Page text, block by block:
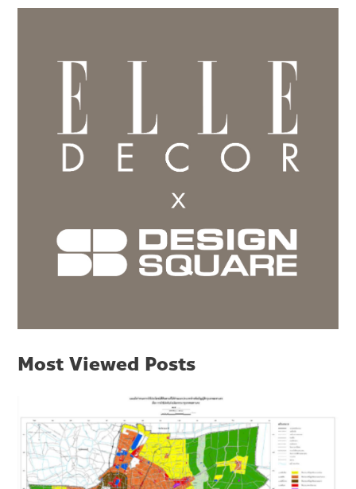
Most Viewed Posts